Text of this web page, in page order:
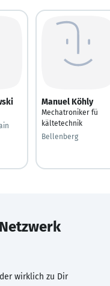
Manuel Köhly
Mechatroniker fü
kältetechnik
Bellenberg
wirklich zu Dir